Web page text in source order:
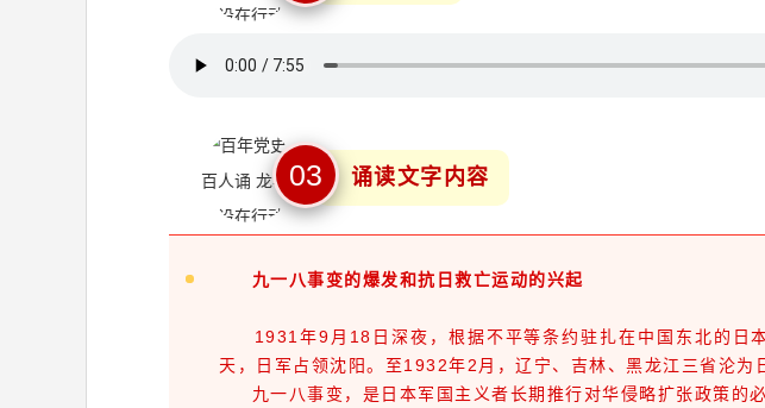
03 诵读文字内容
九一八事变的爆发和抗日救亡运动的兴起
1931年9月18日深夜，根据不平等条约驻扎在中国东北的日
天，日军占领沈阳。至1932年2月，辽宁、吉林、黑龙江三省沦为
九一八事变，是日本军国主义者长期推行对华侵略扩张政策的